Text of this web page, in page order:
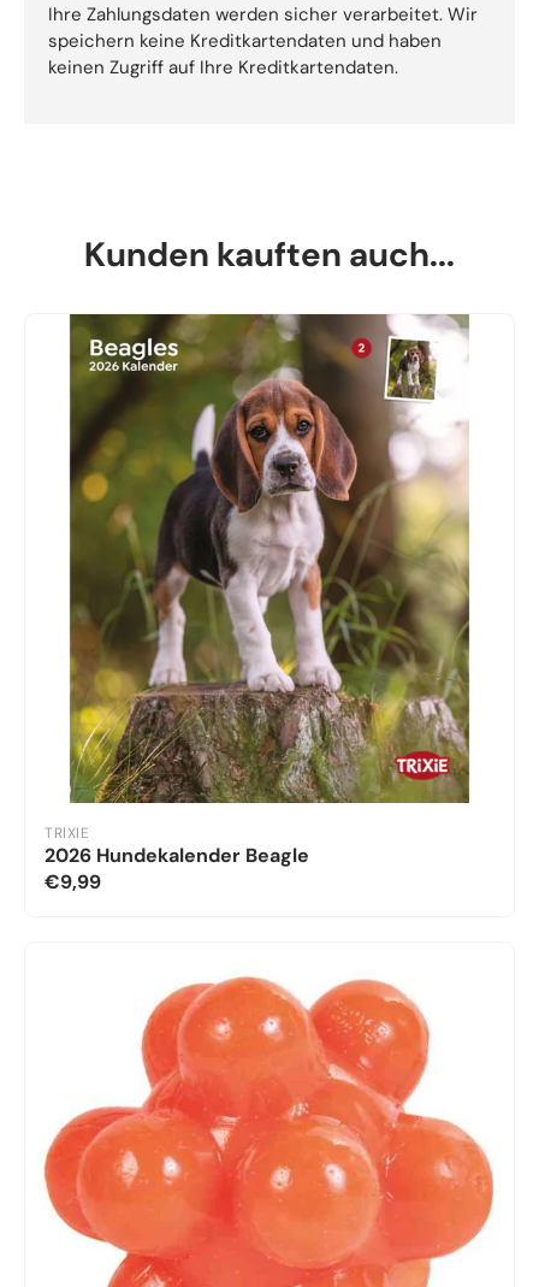
Ihre Zahlungsdaten werden sicher verarbeitet. Wir
speichern keine Kreditkartendaten und haben
keinen Zugriff auf Ihre Kreditkartendaten.
Kunden kauften auch...
TRIXIE
2026 Hundekalender Beagle
€9,99